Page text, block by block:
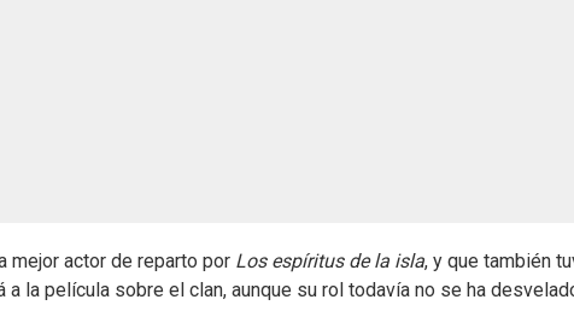
mejor actor de reparto por Los espíritus de la isla, y que también
a la película sobre el clan, aunque su rol todavía no se ha